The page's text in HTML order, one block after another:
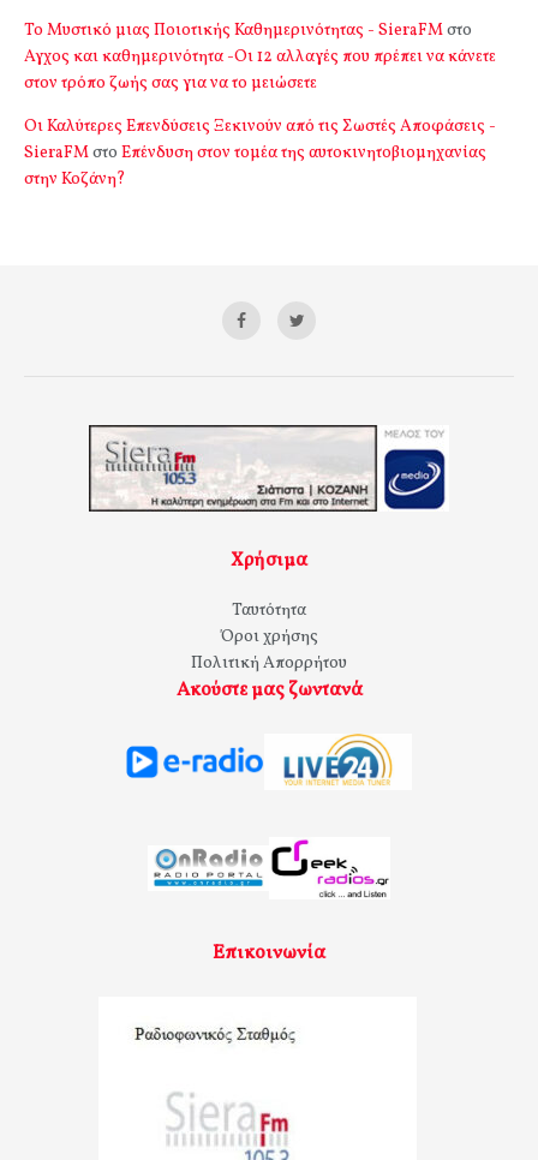
Το Μυστικό μιας Ποιοτικής Καθημερινότητας - SieraFMστο
Αγχος και καθημερινότητα -Οι 12 αλλαγές που πρέπει να κάνετε
στον τρόπο ζωής σας για να το μειώσετε
Οι Καλύτερες Επενδύσεις Ξεκινούν από τις Σωστές Αποφάσεις -
SieraFMστο Επένδυση στον τομέα της αυτοκινητοβιομηχανίας
στην Κοζάνη?
Χρήσιμα
Ταυτότητα
Όροι χρήσης
Πολιτική Απορρήτου
Ακούστε μας ζωντανά
Επικοινωνία